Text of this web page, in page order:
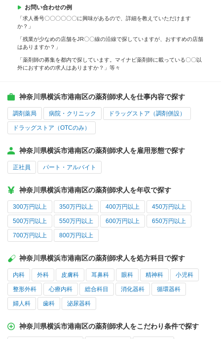
お問い合わせの例
「求人番号〇〇〇〇〇〇に興味があるので、詳細を教えていただけます
か？」
「残業が少なめの店舗をJR〇〇線の沿線で探していますが、おすすめの店舗
はありますか？」
「薬剤師の募集を都内で探しています。マイナビ薬剤師に載っている〇〇以
外におすすめの求人はありますか？」等々
神奈川県横浜市港南区の薬剤師求人を仕事内容で探す
調剤薬局 病院・クリニック ドラッグストア（調剤併設）
ドラッグストア（OTCのみ）
神奈川県横浜市港南区の薬剤師求人を雇用形態で探す
正社員 パート・アルバイト
神奈川県横浜市港南区の薬剤師求人を年収で探す
300万円以上 350万円以上 400万円以上 450万円以上
500万円以上 550万円以上 600万円以上 650万円以上
700万円以上 800万円以上
神奈川県横浜市港南区の薬剤師求人を処方科目で探す
内科 外科 皮膚科 耳鼻科 眼科 精神科 小児科
整形外科 心療内科 総合科目 消化器科 循環器科
婦人科 歯科 泌尿器科
神奈川県横浜市港南区の薬剤師求人をこだわり条件で探す